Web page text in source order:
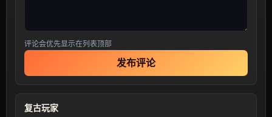
评论会优先显示在列表顶部
发布评论
复古玩家